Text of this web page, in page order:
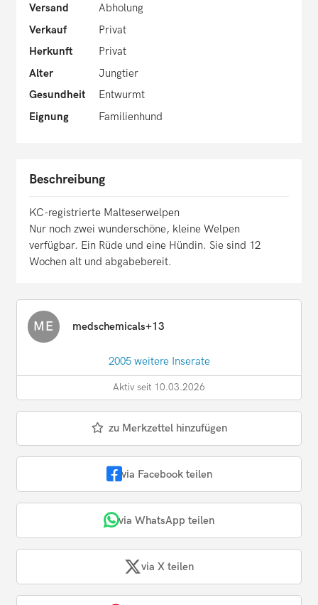
Versand
Abholung
Verkauf
Privat
Herkunft
Privat
Alter
Jungtier
Gesundheit
Entwurmt
Eignung
Familienhund
Beschreibung
KC-registrierte Malteserwelpen
Nur noch zwei wunderschöne, kleine Welpen
verfügbar. Ein Rüde und eine Hündin. Sie sind 12
Wochen alt und abgabebereit.
ME medschemicals+13
2005 weitere Inserate
Aktiv seit 10.03.2026
zu Merkzettel hinzufügen
via Facebook teilen
via WhatsApp teilen
via X teilen